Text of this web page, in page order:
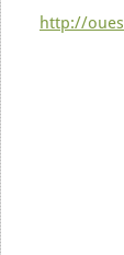
http://